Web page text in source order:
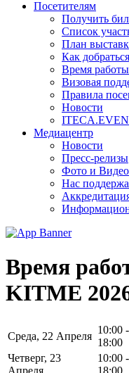
Посетителям
Получить
Список
План
Как
Время
Визовая
Правила
Новости
Медиацентр
Новости
Пресс-релизы
Фото и Видео
Нас
Время
KITME
Среда, 22 Апреля
10:00 -
18:00
Четверг, 23
Апреля
10:00 -
18:00